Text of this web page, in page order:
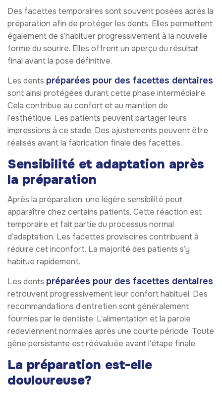
Des facettes temporaires sont souvent posées après la
préparation afin de protéger les dents. Elles permettent
également de s’habituer progressivement à la nouvelle
forme du sourire. Elles offrent un aperçu du résultat
final avant la pose définitive.
Les dents préparées pour des facettes dentaires
sont ainsi protégées durant cette phase intermédiaire.
Cela contribue au confort et au maintien de
l’esthétique. Les patients peuvent partager leurs
impressions à ce stade. Des ajustements peuvent être
réalisés avant la fabrication finale des facettes.
Sensibilité et adaptation après
la préparation
Après la préparation, une légère sensibilité peut
apparaître chez certains patients. Cette réaction est
temporaire et fait partie du processus normal
d’adaptation. Les facettes provisoires contribuent à
réduire cet inconfort. La majorité des patients s’y
habitue rapidement.
Les dents préparées pour des facettes dentaires
retrouvent progressivement leur confort habituel. Des
recommandations d’entretien sont généralement
fournies par le dentiste. L’alimentation et la parole
redeviennent normales après une courte période. Toute
gêne persistante est réévaluée avant l’étape finale.
La préparation est-elle
douloureuse?